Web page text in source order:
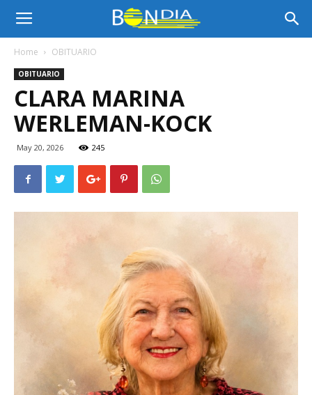
Bon
Dia
Home OBITUARIO
OBITUARIO
CLARA MARINA
WERLEMAN-KOCK
May 20, 2026 245